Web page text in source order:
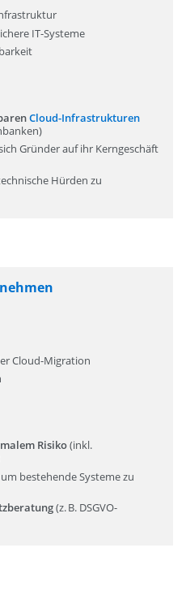
IT-Systeme
Cloud-Infrastrukturen
Gründer auf ihr Kerngeschäft
Hürden zu
Cloud-Migration
Risiko(inkl.
um bestehende Systeme zu
(z. B. DSGVO-